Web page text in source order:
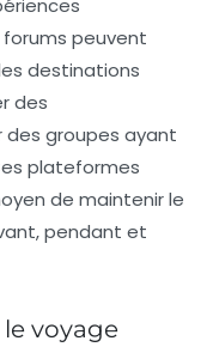
peuvent
destinations
des
groupes ayant
plateformes
de maintenir le
pendant et
le voyage